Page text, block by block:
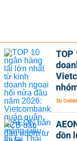
TOP
TÀI CHÍNH
dồn